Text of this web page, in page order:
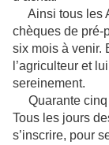
Ainsi tous les
chèques de pré-
six mois à venir.
l’agriculteur et
sereinement.
Quarante cinq
Tous les jours
s’inscrire, pour